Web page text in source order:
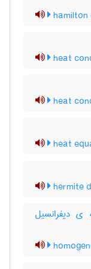
heat
heat
heat
hermite
دیفرانسیل